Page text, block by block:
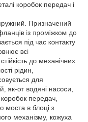
коробок передач і
Призначений
із проміжком до
під час контакту
всі
до механічних
рідин,
для
як-от водяні насоси,
передач,
моста в блоці з
механізму, кожуха